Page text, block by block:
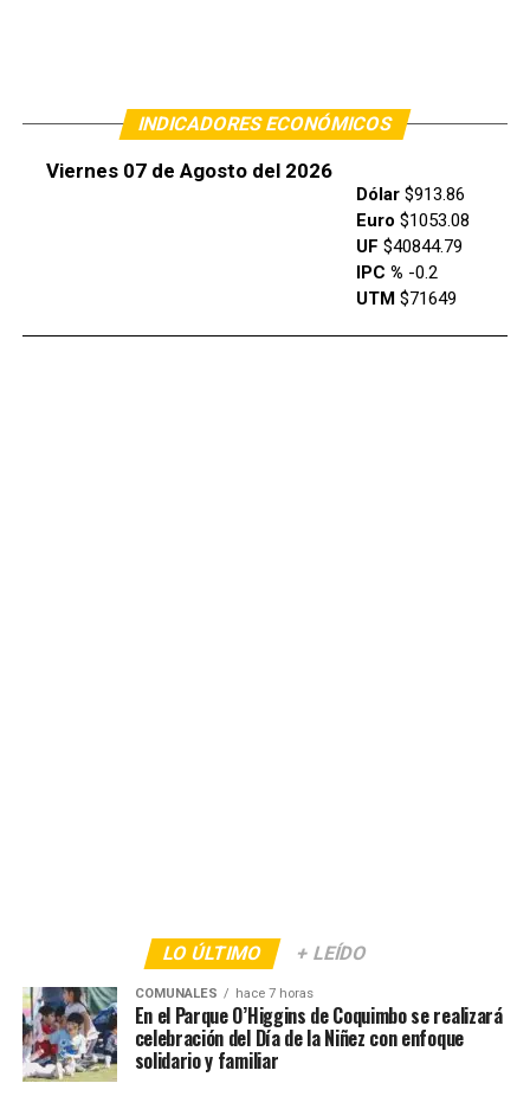
INDICADORES ECONÓMICOS
Viernes 07 de Agosto del 2026
Dólar$913.86
Euro $1053.08
UF $40844.79
IPC % -0.2
UTM$71649
LO ÚLTIMO + LEÍDO
COMUNALES hace 7 horas
En el Parque O’Higgins de Coquimbo se realizará
celebración del Día de la Niñez con enfoque
solidario y familiar